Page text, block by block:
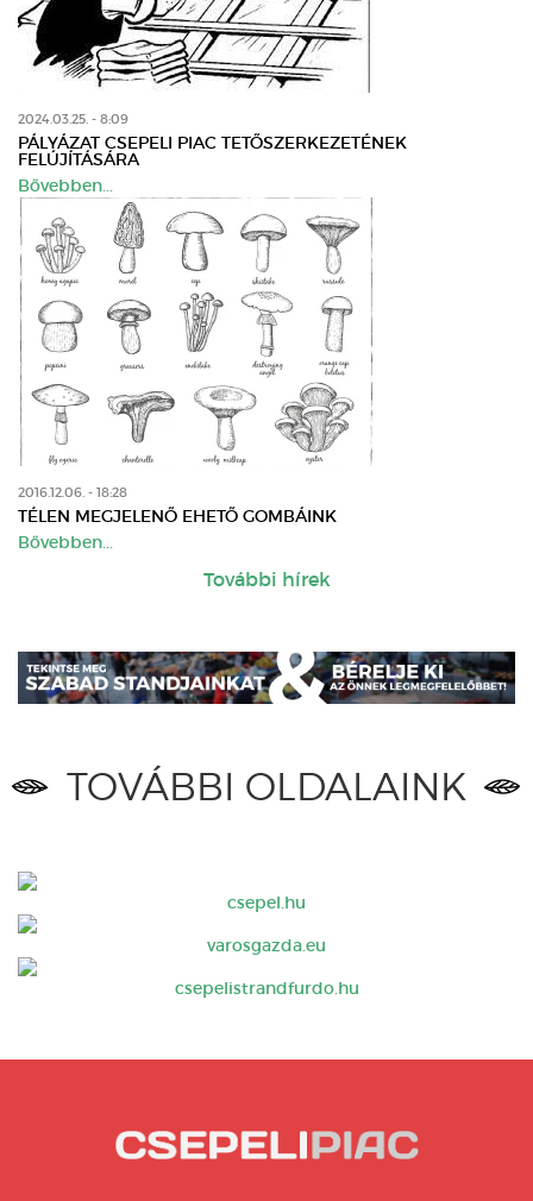
2024.03.25. - 8:09
PÁLYÁZAT CSEPELI PIAC TETŐSZERKEZETÉNEK
FELÚJÍTÁSÁRA
Bővebben...
2016.12.06. - 18:28
TÉLEN MEGJELENŐ EHETŐ GOMBÁINK
Bővebben...
További hírek
TOVÁBBI OLDALAINK
csepel.hu
varosgazda.eu
csepelistrandfurdo.hu